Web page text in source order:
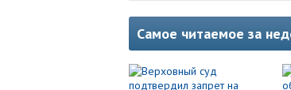
Самое читаемое за